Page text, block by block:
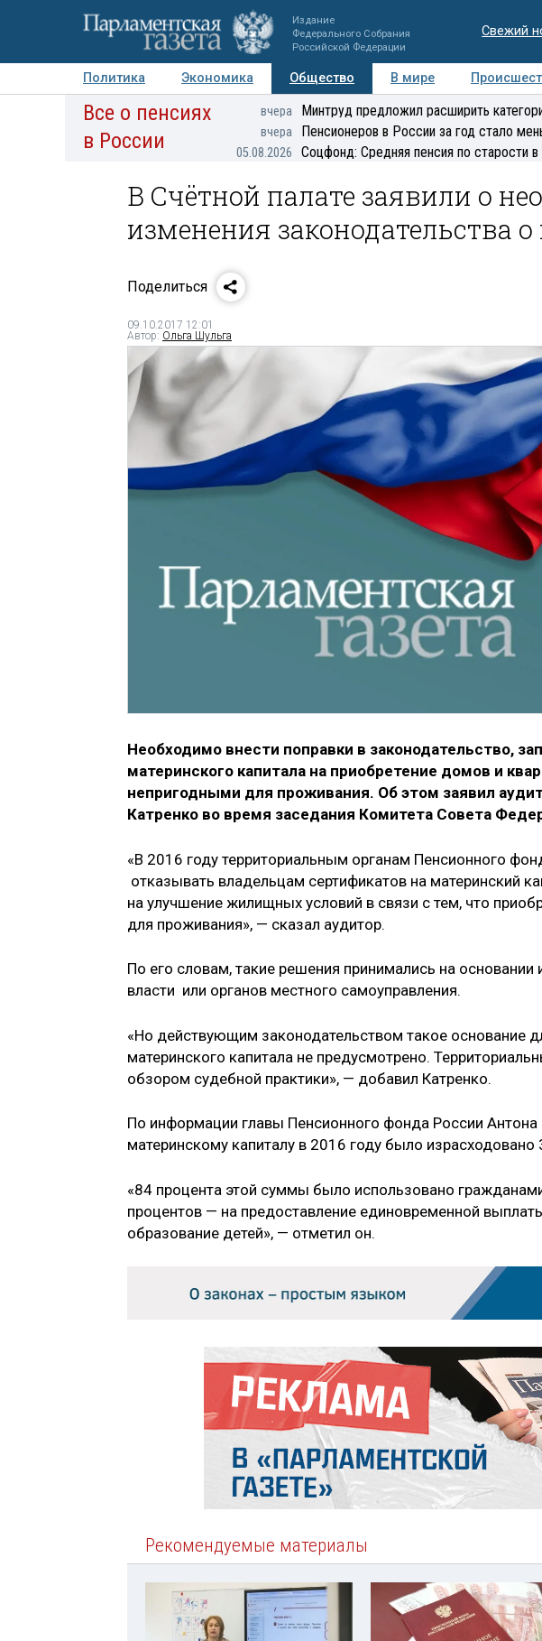
Издание
Федерального Собрания
Российской Федерации
Свежий
Политика Экономика Общество В мире
Авторы Персоны Мнения Регионы Медиацентр
Все о пенсиях
в России
вчера Минтруд предложил расширить
вчера Пенсионеров в России за год стало
05.08.2026 Соцфонд: Средняя пенсия по старости
В Счётной палате заявили о
изменения законодательства
Поделиться
09.10.2017 12:01
Автор: Ольга Шульга
Необходимо внести поправки в законодательство,
материнского капитала на приобретение домов и
непригодными для проживания. Об этом заявил
Катренко во время заседания Комитета Совета
«В 2016 году территориальным органам Пенсионного
отказывать владельцам сертификатов на материнский
на улучшение жилищных условий в связи с тем, что
для проживания», — сказал аудитор.
По его словам, такие решения принимались на
власти или органов местного самоуправления.
«Но действующим законодательством такое основание
материнского капитала не предусмотрено.
обзором судебной практики», — добавил Катренко.
По информации главы Пенсионного фонда России
материнскому капиталу в 2016 году было
«84 процента этой суммы было использовано
процентов — на предоставление единовременной
образование детей», — отметил он.
Рекомендуемые материалы